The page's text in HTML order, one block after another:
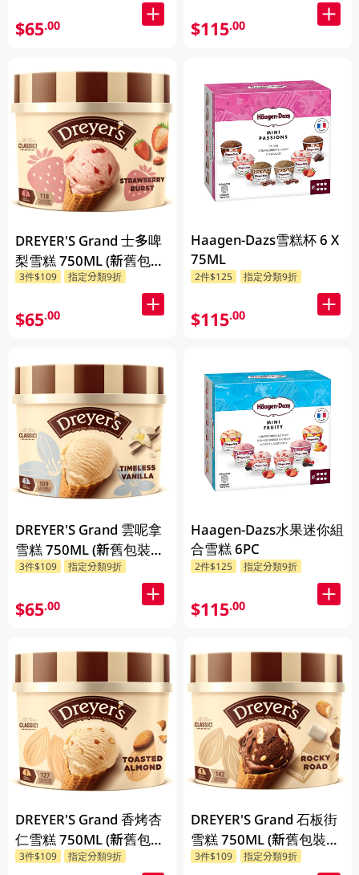
$65.00
DREYER'S Grand 士多啤
梨雪糕 750ML (新舊包裝
隨機發貨)
3件$109 指定分類9折
$65.00
DREYER'S Grand 雲呢拿
雪糕 750ML (新舊包裝隨
機發貨)
3件$109 指定分類9折
$65.00
DREYER'S Grand 香烤杏
仁雪糕 750ML (新舊包裝
隨機發貨)
3件$109 指定分類9折
$115.00
Haagen-Dazs雪糕杯 6 X
75ML
2件$125 指定分類9折
$115.00
Haagen-Dazs水果迷你組
合雪糕 6PC
2件$125 指定分類9折
$115.00
DREYER'S Grand 石板街
雪糕 750ML (新舊包裝隨
機發貨)
3件$109 指定分類9折